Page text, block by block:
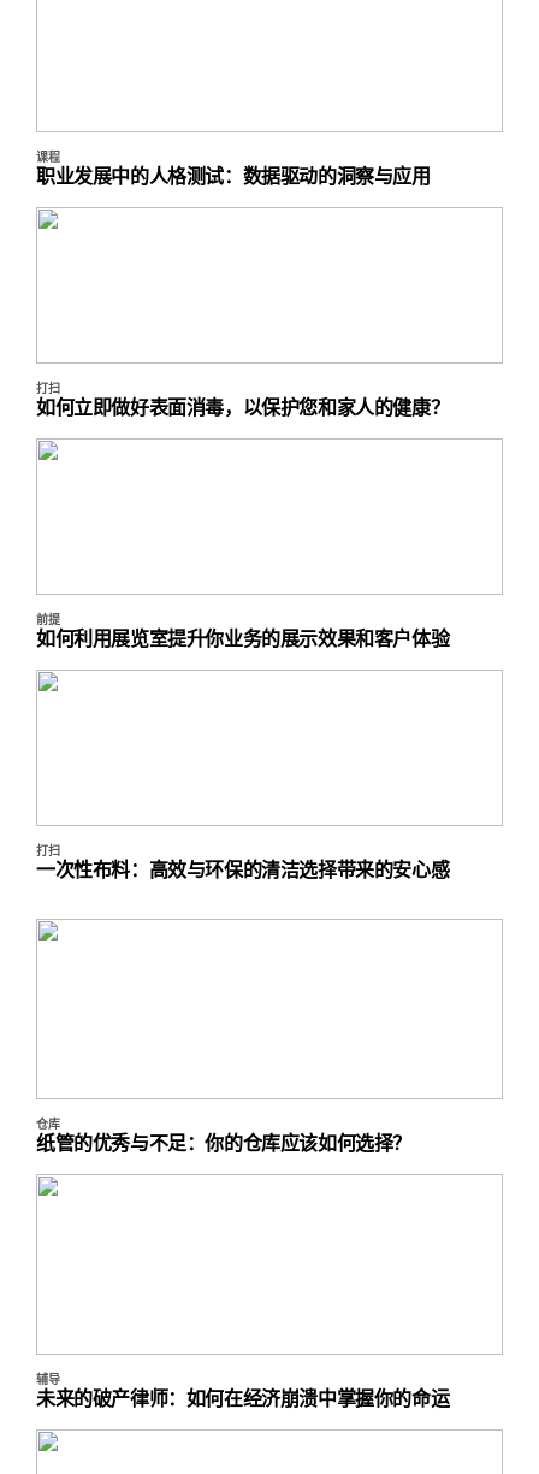
职业发展中的人格测试：数据驱动的洞察与应用
课程
如何立即做好表面消毒，以保护您和家人的健康？
打扫
如何利用展览室提升你业务的展示效果和客户体验
前提
一次性布料：高效与环保的清洁选择带来的安心感
打扫
纸管的优秀与不足：你的仓库应该如何选择？
仓库
未来的破产律师：如何在经济崩溃中掌握你的命运
辅导